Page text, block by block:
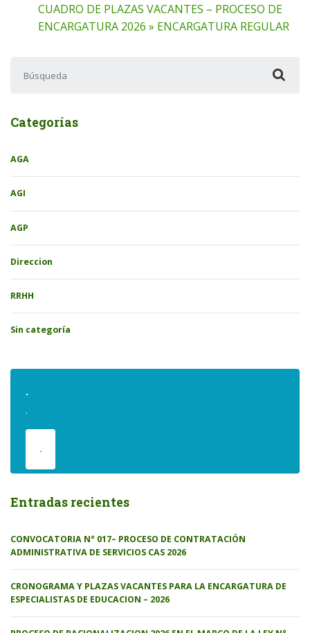
CUADRO DE PLAZAS VACANTES – PROCESO DE
ENCARGATURA 2026 » ENCARGATURA REGULAR
Categorías
AGA
AGI
AGP
Direccion
RRHH
Sin categoría
.
.
.
Entradas recientes
CONVOCATORIA N° 017– PROCESO DE CONTRATACIÓN
ADMINISTRATIVA DE SERVICIOS CAS 2026
CRONOGRAMA Y PLAZAS VACANTES PARA LA ENCARGATURA DE
ESPECIALISTAS DE EDUCACION – 2026